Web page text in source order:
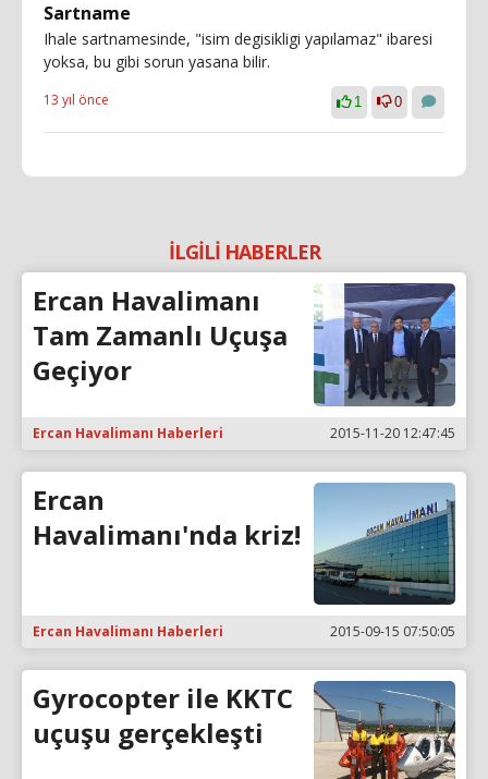
Sartname
Ihale sartnamesinde, "isim degisikligi yapılamaz" ibaresi
yoksa, bu gibi sorun yasana bilir.
13 yıl önce 1 0
İLGİLİ HABERLER
Ercan Havalimanı
Tam Zamanlı Uçuşa
Geçiyor
Ercan Havalimanı Haberleri 2015-11-20 12:47:45
Ercan
Havalimanı'nda kriz!
Ercan Havalimanı Haberleri 2015-09-15 07:50:05
Gyrocopter ile KKTC
uçuşu gerçekleşti